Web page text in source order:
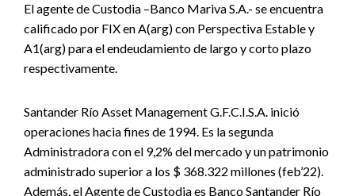
El agente de Custodia –Banco Mariva S.A.- se encuentra
calificado por FIX en A(arg) con Perspectiva Estable y
A1(arg) para el endeudamiento de largo y corto plazo
respectivamente.
Santander Río Asset Management G.F.C.I.S.A. inició
operaciones hacia fines de 1994. Es la segunda
Administradora con el 9,2% del mercado y un patrimonio
administrado superior a los $ 368.322 millones (feb’22).
Además, el Agente de Custodia es Banco Santander Río